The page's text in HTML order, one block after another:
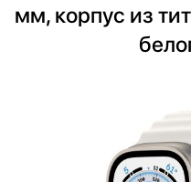
мм, корпус из